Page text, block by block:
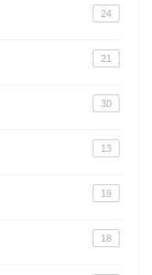
24
21
30
13
19
18